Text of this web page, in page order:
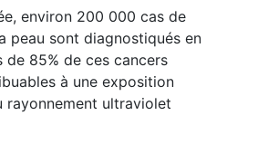
environ 200 000 cas de
peau sont diagnostiqués en
de 85% de ces cancers
à une exposition
rayonnement ultraviolet